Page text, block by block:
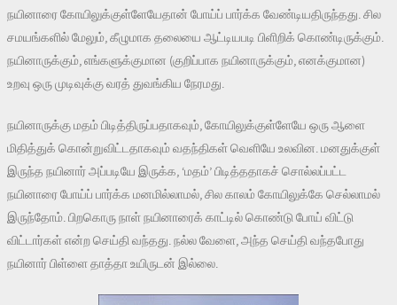
நயினாரை கோயிலுக்குள்ளேயேதான் போய்ப் பார்க்க வேண்டியதிருந்தது. சில
சமயங்களில் மேலும், கீழுமாக தலையை ஆட்டியபடி பிளிறிக் கொண்டிருக்கும்.
நயினாருக்கும், எங்களுக்குமான (குறிப்பாக நயினாருக்கும், எனக்குமான)
உறவு ஒரு முடிவுக்கு வரத் துவங்கிய நேரமது.
நயினாருக்கு மதம் பிடித்திருப்பதாகவும், கோயிலுக்குள்ளேயே ஒரு ஆளை
மிதித்துக் கொன்றுவிட்டதாகவும் வதந்திகள் வெளியே உலவின. மனதுக்குள்
இருந்த நயினார் அப்படியே இருக்க, ‘மதம்’ பிடித்ததாகச் சொல்லப்பட்ட
நயினாரை போய்ப் பார்க்க மனமில்லாமல், சில காலம் கோயிலுக்கே செல்லாமல்
இருந்தோம். பிறகொரு நாள் நயினாரைக் காட்டில் கொண்டு போய் விட்டு
விட்டார்கள் என்ற செய்தி வந்தது. நல்ல வேளை, அந்த செய்தி வந்தபோது
நயினார் பிள்ளை தாத்தா உயிருடன் இல்லை.